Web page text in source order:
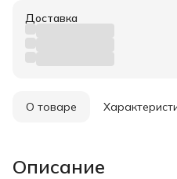
Доставка
О товаре
Описание